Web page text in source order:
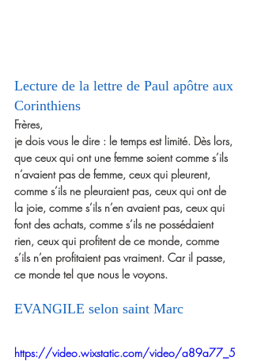
Lecture de la lettre de Paul apôtre aux
Corinthiens
Frères,
je dois vous le dire : le temps est limité. Dès lors,
que ceux qui ont une femme soient comme s’ils
n’avaient pas de femme, ceux qui pleurent,
comme s’ils ne pleuraient pas, ceux qui ont de
la joie, comme s’ils n’en avaient pas, ceux qui
font des achats, comme s’ils ne possédaient
rien, ceux qui profitent de ce monde, comme
s’ils n’en profitaient pas vraiment. Car il passe,
ce monde tel que nous le voyons.
EVANGILE selon saint Marc
https://video.wixstatic.com/video/a89a77_5